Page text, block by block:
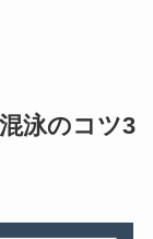
泳のコツ3